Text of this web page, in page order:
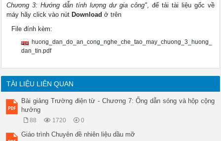
Chương 3: Hướng dẫn tính lượng dư gia công", để tải tài liệu gốc về
máy hãy click vào nút Download ở trên
File đính kèm:
huong_dan_do_an_cong_nghe_che_tao_may_chuong_3_huong_
dan_tin.pdf
TÀI LIỆU LIÊN QUAN
Bài giảng Trường điện từ - Chương 7: Ống dẫn sóng và hộp cộng
hưởng
88 1720 0
Giáo trình Chuyên đề nhiên liệu dầu mỡ